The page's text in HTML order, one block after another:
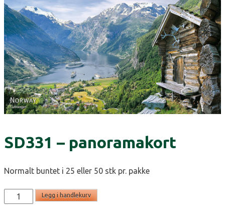
SD331 – panoramakort
Normalt buntet i 25 eller 50 stk pr. pakke
SD331
-
Legg i handlekurv